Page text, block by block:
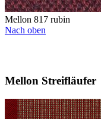
Mellon 817 rubin
Nach oben
Mellon Streifläufer